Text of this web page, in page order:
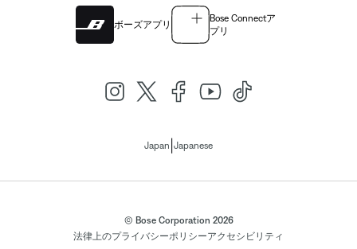
ボーズアプリ
Bose Connectア
プリ
Japan Japanese
© Bose Corporation 2026
法律上のプライバシーポリシーアクセシビリティ